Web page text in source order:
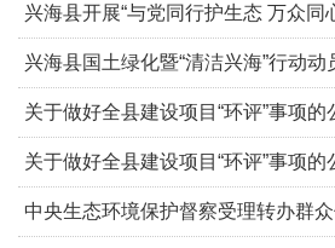
示
兴海县开展“与党同行护生态 万众同
民志愿主题党日活动
兴海县国土绿化暨“清洁兴海”行动
关于做好全县建设项目“环评”事项的
关于做好全县建设项目“环评”事项的
中央生态环境保护督察受理转办群